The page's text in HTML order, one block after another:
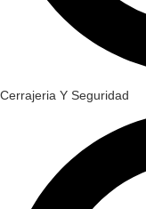
Cerrajeria Y Seguridad